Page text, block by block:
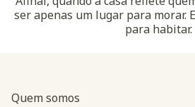
ser apenas um lugar para morar.
para habitar.
Quem somos